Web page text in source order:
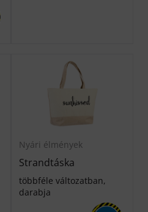
Nyári élmények
Strandtáska
többféle változatban,
darabja